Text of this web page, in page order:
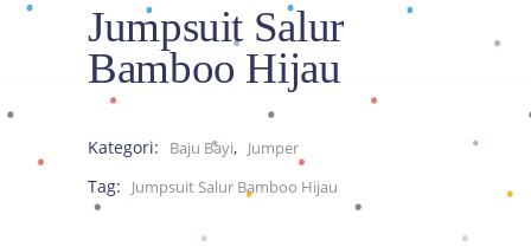
Jumpsuit Salur
Bamboo Hijau
Kategori: Baju Bayi, Jumper
Tag: Jumpsuit Salur Bamboo Hijau